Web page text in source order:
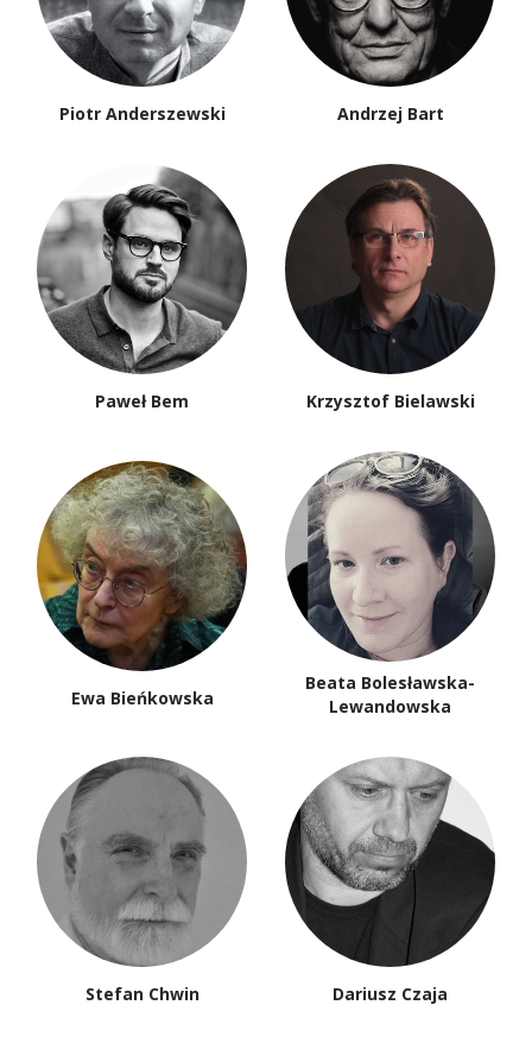
Piotr Anderszewski Andrzej Bart
Paweł Bem Krzysztof Bielawski
Ewa Bieńkowska
Beata Bolesławska-
Lewandowska
Stefan Chwin Dariusz Czaja